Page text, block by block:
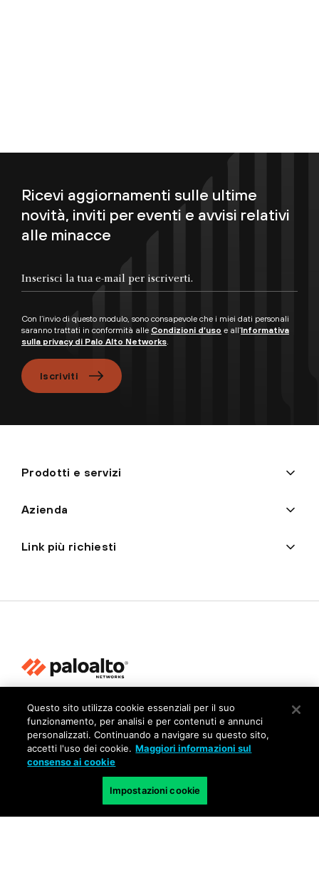
Ricevi aggiornamenti sulle ultime
novità, inviti per eventi e avvisi relativi
alle minacce
Con l’invio di questo modulo, sono consapevole che i miei dati personali
saranno trattati in conformità alle Condizioni d’uso e all’Informativa
sulla privacy di Palo Alto Networks.
Iscriviti
Prodotti e servizi
Azienda
Link più richiesti
Privacy
Trust Center
Condizioni d'uso
Copyright © 2026 Palo Alto Networks. Tutti i diritti riservati
Questo sito utilizza cookie essenziali per il suo
funzionamento, per analisi e per contenuti e annunci
personalizzati. Continuando a navigare su questo sito,
accetti l'uso dei cookie. Maggiori informazioni sul
consenso ai cookie
Impostazioni cookie